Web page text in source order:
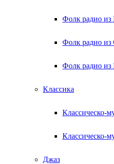
Фолк радио из
Фолк радио
Фолк радио
Классика
Классическо-
Классическо-
Джаз